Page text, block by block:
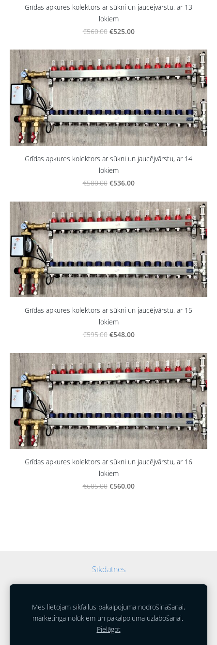
Grīdas apkures kolektors ar sūkni un jaucējvārstu, ar 13
lokiem
€560.00 €525.00
Grīdas apkures kolektors ar sūkni un jaucējvārstu, ar 14
lokiem
€580.00 €536.00
Grīdas apkures kolektors ar sūkni un jaucējvārstu, ar 15
lokiem
€595.00 €548.00
Grīdas apkures kolektors ar sūkni un jaucējvārstu, ar 16
lokiem
€605.00 €560.00
Sīkdatnes
Mēs lietojam sīkfailus pakalpojuma nodrošināšanai,
mārketinga nolūkiem un pakalpojuma uzlabošanai.
Pielāgot